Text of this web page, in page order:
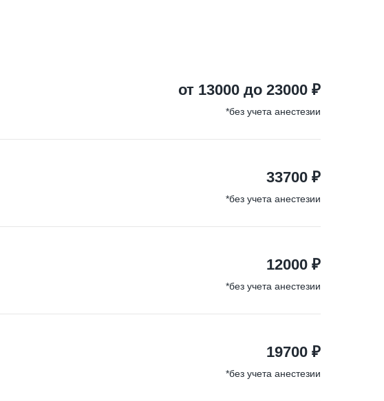
от 13000 до 23000 ₽
*без учета анестезии
33700 ₽
*без учета анестезии
12000 ₽
*без учета анестезии
19700 ₽
*без учета анестезии